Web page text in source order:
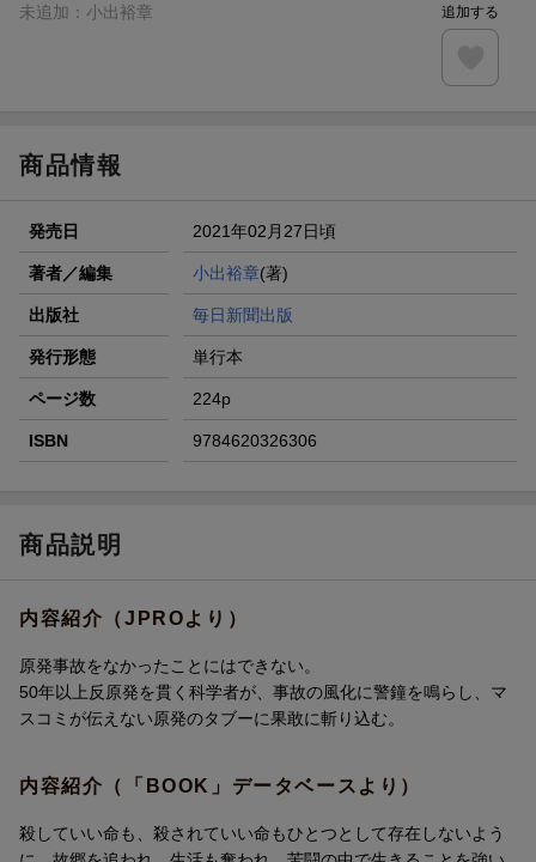
条件達成で楽天限定・宝塚歌劇 宙組貸切公演ペアチケット
エントリー＆条件達成で『鬼滅の刃』オリジナルきんちゃく
未追加： 小出裕章 追加する
商品情報
発売日 2021年02月27日頃
著者／編集 小出裕章(著)
出版社 毎日新聞出版
発行形態 単行本
ページ数 224p
ISBN 9784620326306
商品説明
内容紹介（JPROより）
原発事故をなかったことにはできない。
50年以上反原発を貫く科学者が、事故の風化に警鐘を鳴らし、マ
スコミが伝えない原発のタブーに果敢に斬り込む。
内容紹介（「BOOK」データベースより）
殺していい命も、殺されていい命もひとつとして存在しないよう